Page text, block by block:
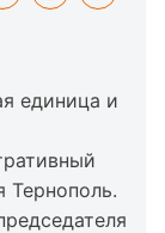
единица и
Тернополь.